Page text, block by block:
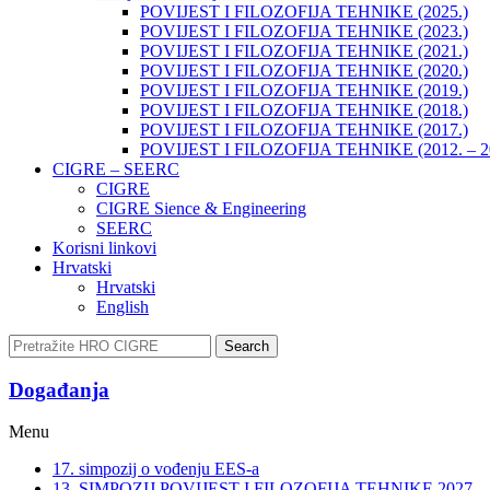
POVIJEST I FILOZOFIJA TEHNIKE (2025.)
POVIJEST I FILOZOFIJA TEHNIKE (2023.)
POVIJEST I FILOZOFIJA TEHNIKE (2021.)
POVIJEST I FILOZOFIJA TEHNIKE (2020.)
POVIJEST I FILOZOFIJA TEHNIKE (2019.)
POVIJEST I FILOZOFIJA TEHNIKE (2018.)
POVIJEST I FILOZOFIJA TEHNIKE (2017.)
POVIJEST I FILOZOFIJA TEHNIKE (2012. –
CIGRE – SEERC
CIGRE
CIGRE Sience & Engineering
SEERC
Korisni linkovi
Hrvatski
Hrvatski
English
Search
Događanja​
Menu
17. simpozij o vođenju EES-a